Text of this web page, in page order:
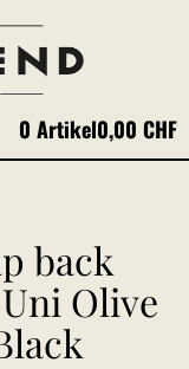
0 Artikel0,00 CHF
back
Olive